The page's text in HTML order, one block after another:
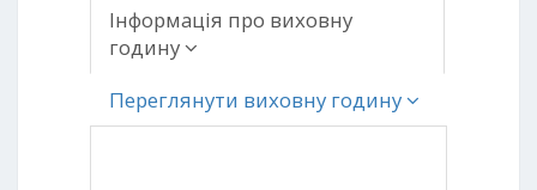
Інформація про виховну
годину
Переглянути виховну годину